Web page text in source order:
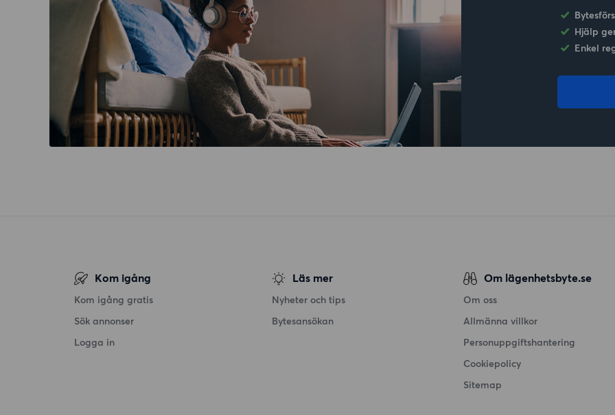
Hjälp
Enkel
Kom igång
Kom igång gratis
Sök annonser
Logga in
Läs mer
Nyheter och tips
Bytesansökan
Om lägenhetsbyte.se
Om oss
Allmänna villkor
Personuppgiftshantering
Cookiepolicy
Sitemap